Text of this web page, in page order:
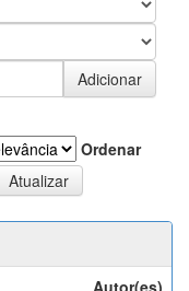
Ordenar
Autor(es)